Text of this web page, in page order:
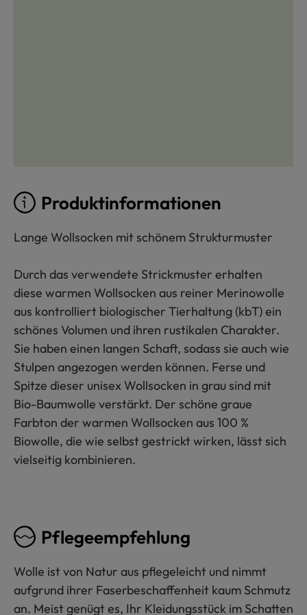
Produktinformationen
Lange Wollsocken mit schönem Strukturmuster
Durch das verwendete Strickmuster erhalten
diese warmen Wollsocken aus reiner Merinowolle
aus kontrolliert biologischer Tierhaltung (kbT) ein
schönes Volumen und ihren rustikalen Charakter.
Sie haben einen langen Schaft, sodass sie auch wie
Stulpen angezogen werden können. Ferse und
Spitze dieser unisex Wollsocken in grau sind mit
Bio-Baumwolle verstärkt. Der schöne graue
Farbton der warmen Wollsocken aus 100 %
Biowolle, die wie selbst gestrickt wirken, lässt sich
vielseitig kombinieren.
Pflegeempfehlung
Wolle ist von Natur aus pflegeleicht und nimmt
aufgrund ihrer Faserbeschaffenheit kaum Schmutz
an. Meist genügt es, Ihr Kleidungsstück im Schatten